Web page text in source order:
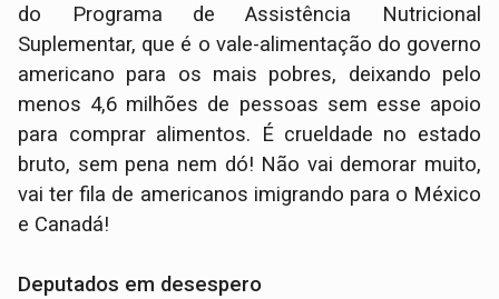
do Programa de Assistência Nutricional
Suplementar, que é o vale-alimentação do governo
americano para os mais pobres, deixando pelo
menos 4,6 milhões de pessoas sem esse apoio
para comprar alimentos. É crueldade no estado
bruto, sem pena nem dó! Não vai demorar muito,
vai ter fila de americanos imigrando para o México
e Canadá!
Deputados em desespero